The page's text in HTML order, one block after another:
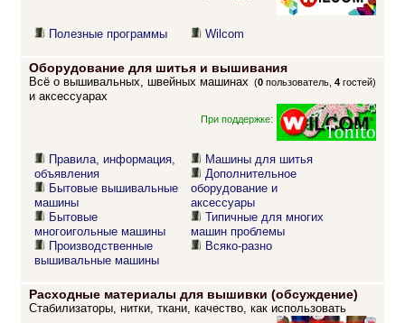
Полезные программы Wilcom
Оборудование для шитья и вышивания
(0 пользователь,4 гостей)
Всё о вышивальных, швейных машинах
и аксессуарах
При поддержке:
Правила, информация,
объявления
Бытовые вышивальные
машины
Бытовые
многоигольные машины
Производственные
вышивальные машины
Машины для шитья
Дополнительное
оборудование и
аксессуары
Типичные для многих
машин проблемы
Всяко-разно
Расходные материалы для вышивки (обсуждение)
Стабилизаторы, нитки, ткани, качество, как использовать